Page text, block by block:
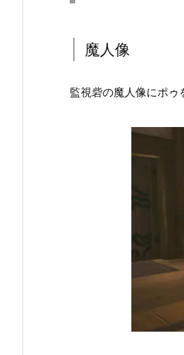
魔人像
監視砦の魔人像にポゥ